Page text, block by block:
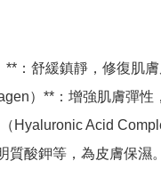
：舒緩鎮靜，修復肌膚
）**：增強肌膚彈性
Hyaluronic Acid
質酸鉀等，為皮膚保濕